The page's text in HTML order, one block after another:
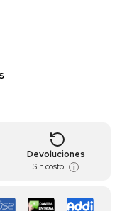
Devoluciones
Sin costo i